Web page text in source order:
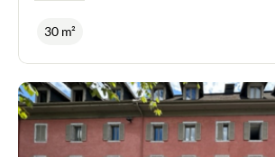
sanitaires. Activités autorisées :
restauration sur place ou à
extraction). Tous commerces
club et activités odorantes. Le
une licence IV, indispensable pour
30 m²